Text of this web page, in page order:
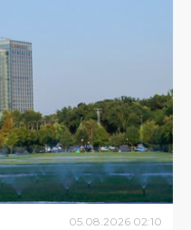
05.08.2026 02:10